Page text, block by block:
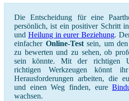
Die Entscheidung für eine
persönlich, ist ein positiver Schritt
und Heilung in eurer Beziehung.
einfacher Online-Testsein, um den
zu bewerten und zu sehen, ob
sein könnte. Mit der richtigen
richtigen Werkzeugen könnt
Herausforderungen arbeiten, die
und einen Weg finden, eure
wachsen.